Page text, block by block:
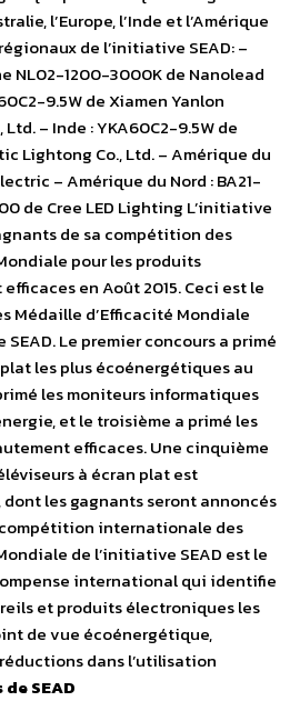
l’Europe, l’Inde et l’Amérique
de l’initiative SEAD: –
NL02-1200-3000K de Nanolead
9.5W de Xiamen Yanlon
– Inde : YKA60C2-9.5W de
Lightong Co., Ltd. – Amérique du
– Amérique du Nord : BA21-
de Cree LED Lighting L’initiative
de sa compétition des
pour les produits
en Août 2015. Ceci est le
Médaille d’Efficacité Mondiale
Le premier concours a primé
les plus écoénergétiques au
les moniteurs informatiques
et le troisième a primé les
efficaces. Une cinquième
à écran plat est
les gagnants seront annoncés
compétition internationale des
de l’initiative SEAD est le
international qui identifie
et produits électroniques les
de vue écoénergétique,
dans l’utilisation
SEAD